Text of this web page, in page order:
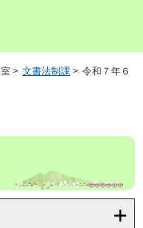
> 文書法制課 > 令和７年６